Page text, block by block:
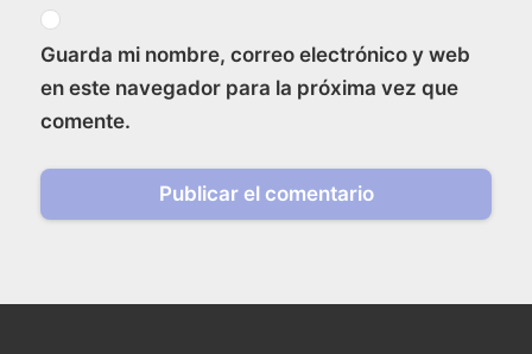
Guarda mi nombre, correo electrónico y web
en este navegador para la próxima vez que
comente.